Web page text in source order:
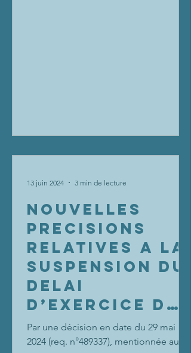
NOUVELLES
PRECISIONS
RELATIVES A LA
SUSPENSION DU
DELAI
D’EXERCICE DU
DROIT DE
PREEMPTION
Par une décision en date du 29 mai
2024 (req. n°489337), mentionnée aux
13 juin 2024 3 min de lecture